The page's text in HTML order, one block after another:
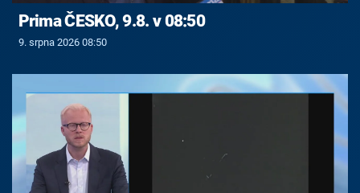
Prima ČESKO, 9.8. v 08:50
9. srpna 2026 08:50